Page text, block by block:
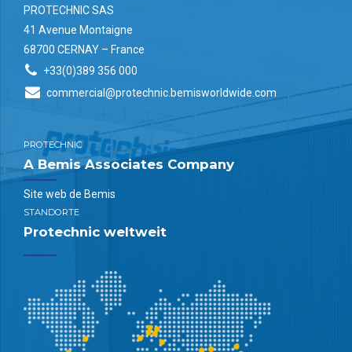
von Textilien,
Schäumen, Leder,
Kunstleder oder
anderen Materialien
für die
verwendet. Diese
Verbundteile werden
dann in Autositzen,
Kopfstützen, […]
PROTECHNIC SAS
41 Avenue Montaigne
68700 CERNAY – France
+33(0)389 356 000
commercial@protechnic.bemisworldwide.com
PROTECHNIC
A Bemis Associates Company
Site web de Bemis
STANDORTE
Protechnic weltweit